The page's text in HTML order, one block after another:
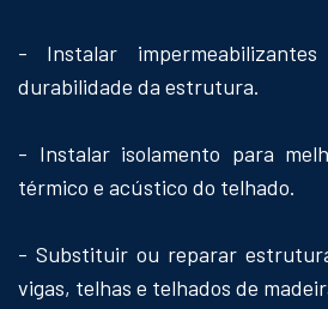
- Instalar
durabilidade da estrutura.
- Instalar isolamento para
térmico e acústico do telhado.
- Substituir ou reparar
vigas, telhas e telhados de